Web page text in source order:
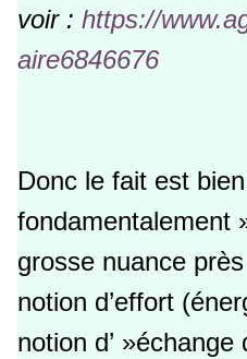
voir : https://
aire6846676
Donc le fait est
fondamentalement
grosse nuance
notion d’effort
notion d’ »échange